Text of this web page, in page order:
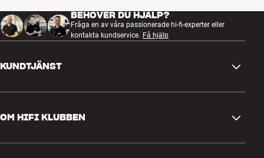
BEHÖVER DU HJÄLP?
Fråga en av våra passionerade hi-fi-experter eller
kontakta kundservice. Få hjälp
KUNDTJÄNST
Retur och reklamation
OM HIFI KLUBBEN